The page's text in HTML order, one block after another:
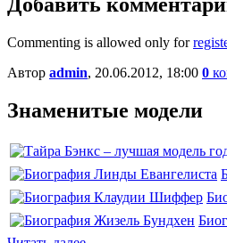
Добавить
Commenting is allowed only for
Автор admin, 20.06.2012, 18:00 0
Знаменитые модели